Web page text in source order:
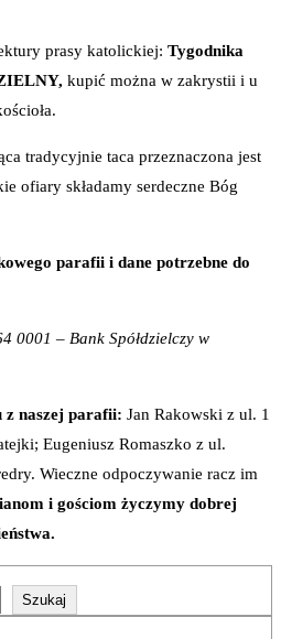
prasy katolickiej: Tygodnika
kupić można w zakrystii i u
tradycyjnie taca przeznaczona jest
ofiary składamy serdeczne Bóg
parafii i dane potrzebne do
0001 – Bank Spółdzielczy w
naszej parafii: Jan Rakowski z ul. 1
Eugeniusz Romaszko z ul.
Wieczne odpoczywanie racz im
i gościom życzymy dobrej
Szukaj